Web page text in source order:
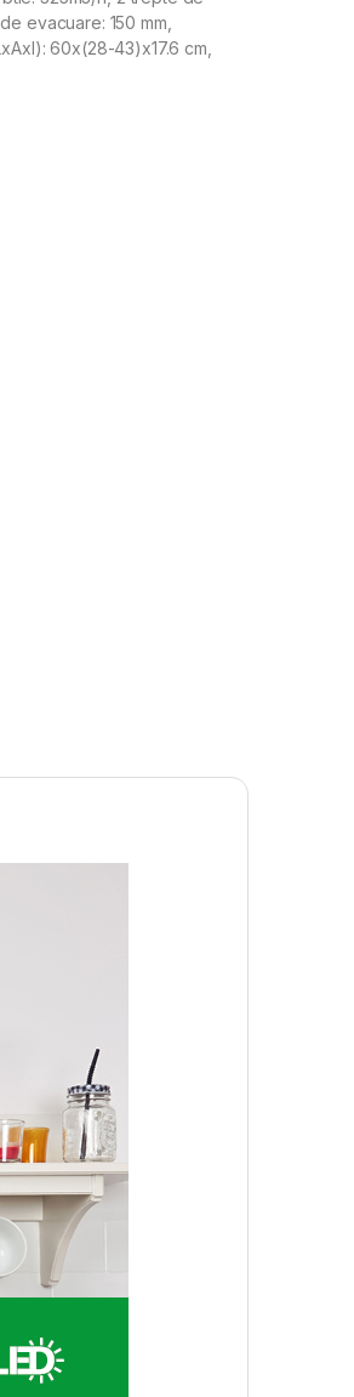
evacuare: 150 mm,
60x(28-43)x17.6 cm,
de absorbtie 325mc/h, 1 motor, Inox